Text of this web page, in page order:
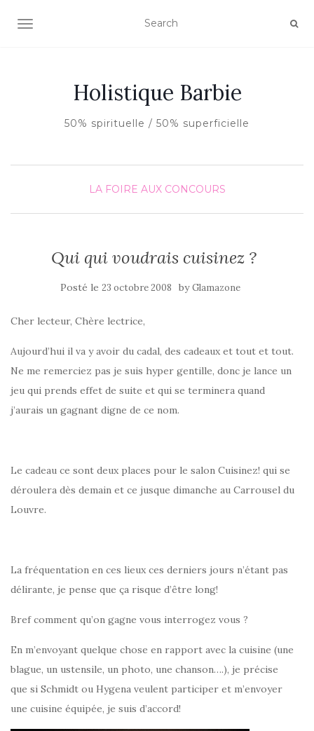
AFFICHER/MASQUER LA NAVIGATION
Holistique Barbie
50% spirituelle / 50% superficielle
LA FOIRE AUX CONCOURS
Qui qui voudrais cuisinez ?
Posté le 23 octobre 2008 byGlamazone
Cher lecteur, Chère lectrice,
Aujourd’hui il va y avoir du cadal, des cadeaux et tout et tout.
Ne me remerciez pas je suis hyper gentille, donc je lance un
jeu qui prends effet de suite et qui se terminera quand
j’aurais un gagnant digne de ce nom.
Le cadeau ce sont deux places pour le salon Cuisinez! qui se
déroulera dès demain et ce jusque dimanche au Carrousel du
Louvre.
La fréquentation en ces lieux ces derniers jours n’étant pas
délirante, je pense que ça risque d’être long!
Bref comment qu’on gagne vous interrogez vous ?
En m’envoyant quelque chose en rapport avec la cuisine (une
blague, un ustensile, un photo, une chanson….), je précise
que si Schmidt ou Hygena veulent participer et m’envoyer
une cuisine équipée, je suis d’accord!